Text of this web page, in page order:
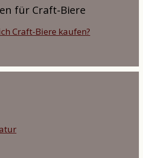
für Craft-Biere
Craft-Biere kaufen?